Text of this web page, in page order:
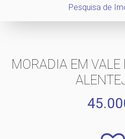
Pesquisa de
MORADIA EM VALE